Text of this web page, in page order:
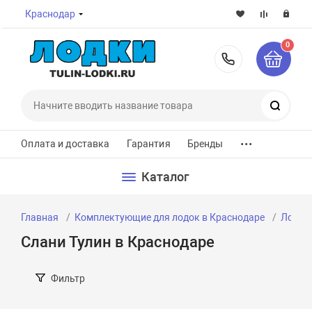
Краснодар
8-800-
0
Оплата и доставка Гарантия Бренды ...
Каталог
Главная Комплектующие для лодок в Краснодаре
Слани Тулин в Краснодаре
Фильтр